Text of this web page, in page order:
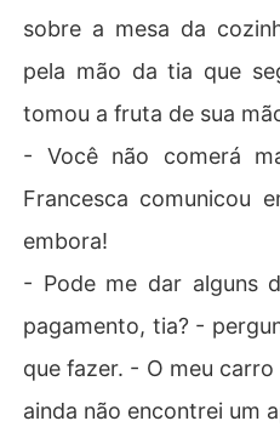
sobre a mesa da
pela mão da tia que
tomou a fruta de sua
- Você não comerá
Francesca comunicou
embora!
- Pode me dar alguns
pagamento, tia? -
que fazer. - O meu
ainda não encontrei um